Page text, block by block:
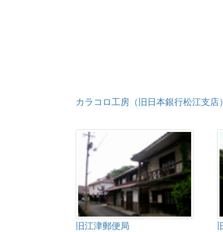
カラコロ工房（旧日本銀行松江支店
旧江津郵便局